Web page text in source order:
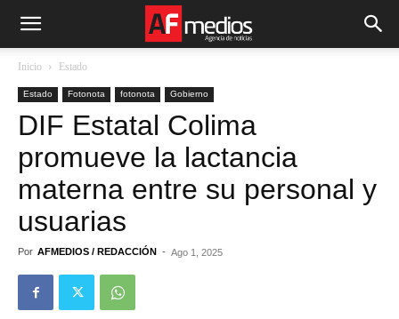
Inicio Estado
Estado Fotonota fotonota Gobierno
DIF Estatal Colima
promueve la lactancia
materna entre su personal y
usuarias
Por AFMEDIOS / REDACCIÓN - Ago 1, 2025